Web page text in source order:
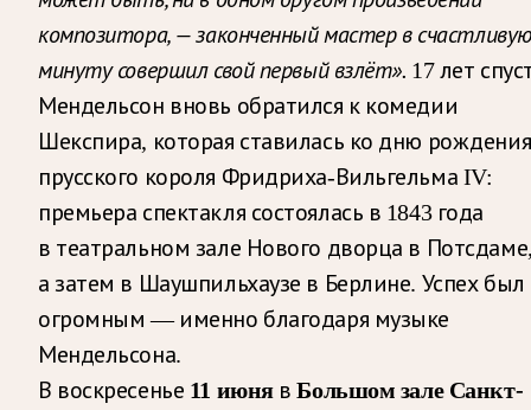
композитора, — законченный мастер в
минуту совершил свой первый взлёт». 17 лет
Мендельсон вновь обратился к комедии
Шекспира, которая ставилась ко дню рождения
прусского короля Фридриха-Вильгельма IV:
премьера спектакля состоялась в 1843 года
в театральном зале Нового дворца в
а затем в Шаушпильхаузе в Берлине. Успех был
огромным — именно благодаря музыке
Мендельсона.
В воскресенье 11 июнявБольшом зале Санкт-